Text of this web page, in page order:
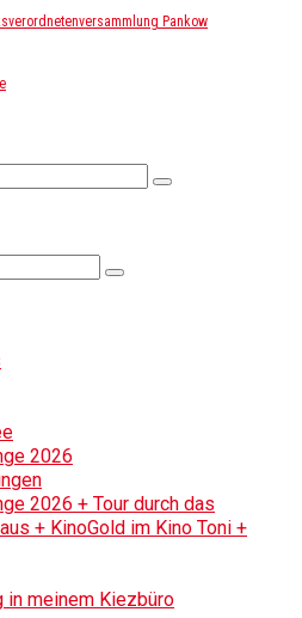
Pankow
2026
2026 + Tour durch das
+ KinoGold im Kino Toni +
in meinem Kiezbüro